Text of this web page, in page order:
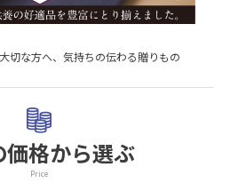
切な方へ、気持ちの伝わる贈りもの
価格から選ぶ
Price